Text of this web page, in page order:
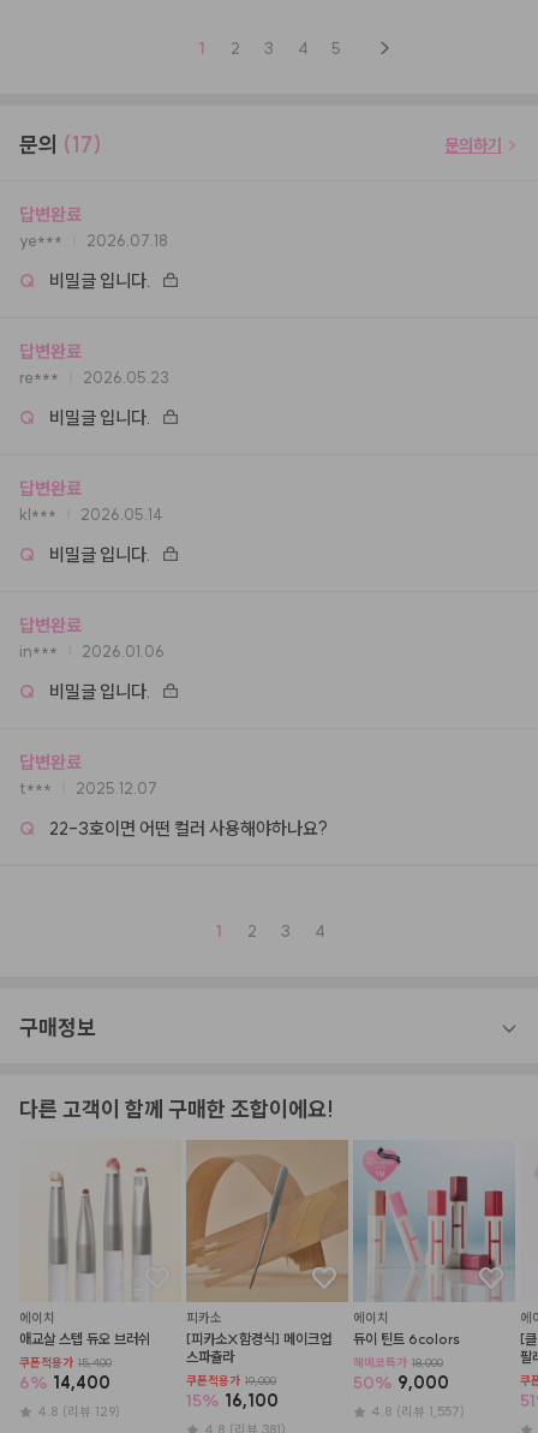
1 2 3 4 5
문의 (17) 문의하기
답변완료
ye*** 2026.07.18
Q 비밀글 입니다.
답변완료
re*** 2026.05.23
Q 비밀글 입니다.
답변완료
kl*** 2026.05.14
Q 비밀글 입니다.
답변완료
in*** 2026.01.06
Q 비밀글 입니다.
답변완료
t*** 2025.12.07
Q 22-3호이면 어떤 컬러 사용해야하나요?
1 2 3 4
구매정보
다른 고객이 함께 구매한 조합이에요!
에이치
애교살 스텝 듀오 브러쉬
쿠폰적용가 15,400
6% 14,400
4.8 (리뷰 129)
피카소
[피카소X함경식] 메이크업
스파츌라
쿠폰적용가 19,000
15% 16,100
4.8 (리뷰 381)
에이치
듀이 틴트 6colors
헤메코특가 18,000
50% 9,000
4.8 (리뷰 1,557)
에
[
팔
쿠
51